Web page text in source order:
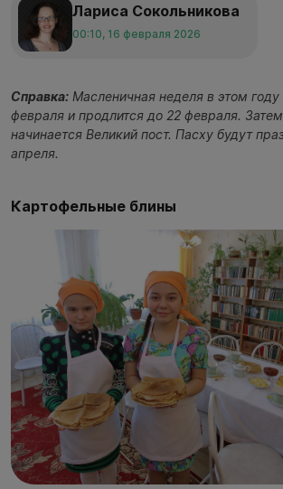
Лариса Сокольникова
00:10, 16 февраля 2026
Справка: Масленичная неделя в этом году
февраля и продлится до 22 февраля.
начинается Великий пост. Пасху будут
апреля.
Картофельные блины